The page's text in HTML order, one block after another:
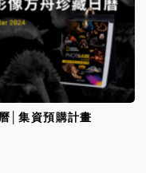
│集資預購計畫